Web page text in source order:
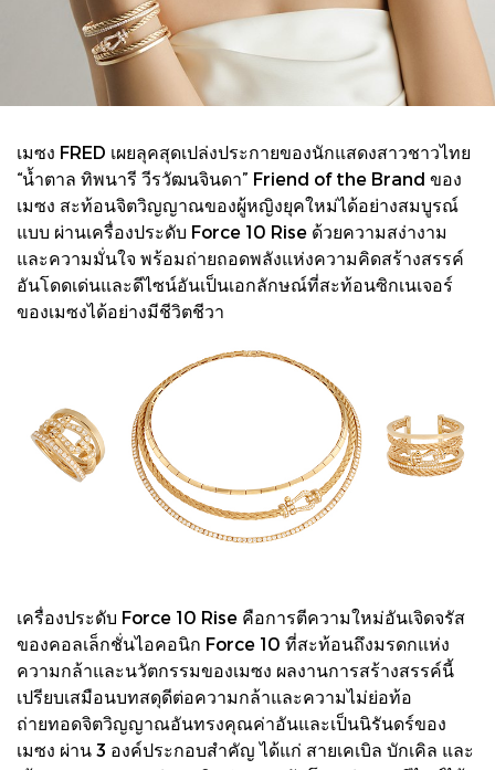
เมซง FRED เผยลุคสุดเปล่งประกายของนักแสดงสาวชาวไทย
“น้ำตาล ทิพนารี วีรวัฒนจินดา” Friend of the Brand ของ
เมซง สะท้อนจิตวิญญาณของผู้หญิงยุคใหม่ได้อย่างสมบูรณ์
แบบ ผ่านเครื่องประดับ Force 10 Rise ด้วยความสง่างาม
และความมั่นใจ พร้อมถ่ายถอดพลังแห่งความคิดสร้างสรรค์
อันโดดเด่นและดีไซน์อันเป็นเอกลักษณ์ที่สะท้อนซิกเนเจอร์
ของเมซงได้อย่างมีชีวิตชีวา
เครื่องประดับ Force 10 Rise คือการตีความใหม่อันเจิดจรัส
ของคอลเล็กชั่นไอคอนิก Force 10 ที่สะท้อนถึงมรดกแห่ง
ความกล้าและนวัตกรรมของเมซง ผลงานการสร้างสรรค์นี้
เปรียบเสมือนบทสดุดีต่อความกล้าและความไม่ย่อท้อ
ถ่ายทอดจิตวิญญาณอันทรงคุณค่าอันและเป็นนิรันดร์ของ
เมซง ผ่าน 3 องค์ประกอบสำคัญ ได้แก่ สายเคเบิล บักเคิล และ